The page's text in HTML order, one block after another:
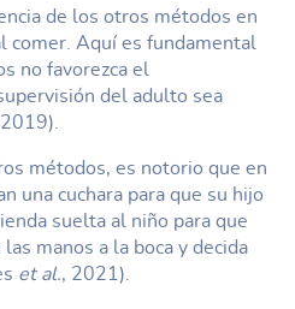
de los otros métodos en
comer. Aquí es fundamental
no favorezca el
del adulto sea
métodos, es notorio que en
una cuchara para que su hijo
suelta al niño para que
manos a la boca y decida
et al., 2021).